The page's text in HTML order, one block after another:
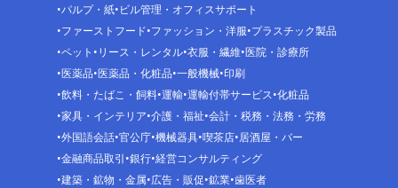
パルプ・紙 ビル管理・オフィスサポート
ファーストフード ファッション・洋服 プラスチック製品
ペット リース・レンタル 衣服・繊維 医院・診療所
医薬品 医薬品・化粧品 一般機械 印刷
飲料・たばこ・飼料 運輸 運輸付帯サービス 化粧品
家具・インテリア 介護・福祉 会計・税務・法務・労務
外国語会話 官公庁 機械器具 喫茶店 居酒屋・バー
金融商品取引 銀行 経営コンサルティング
建築・鉱物・金属 広告・販促 鉱業 歯医者